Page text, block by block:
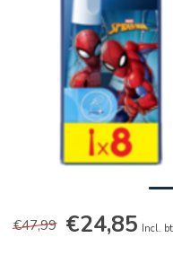
€47,99 €24,85 Incl.